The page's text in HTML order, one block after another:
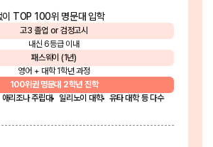
TOP 100위 명문대 입학
고3 졸업 or검정고시
내신 6등급 이내
패스웨이 (1년)
영어 + 대학 1학년 과정
100위권 명문대 2학년 진학
애리조나 주립대 일리노이 대학 유타 대학 등 다수